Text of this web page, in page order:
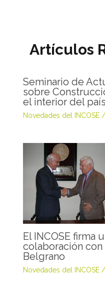
Artículos
Seminario de
sobre
el interior del
Novedades del INCOSE/
El INCOSE firma
colaboración
Belgrano
Novedades del INCOSE/